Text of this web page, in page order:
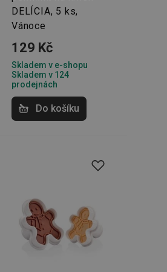
DELÍCIA, 5 ks,
Vánoce
129 Kč
Skladem v e-shopu
Skladem v 124
prodejnách
Do košíku